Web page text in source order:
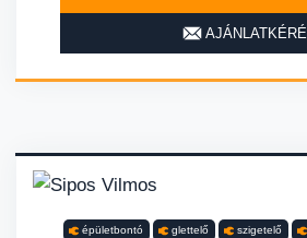
épületbontó glettelő szigetelő